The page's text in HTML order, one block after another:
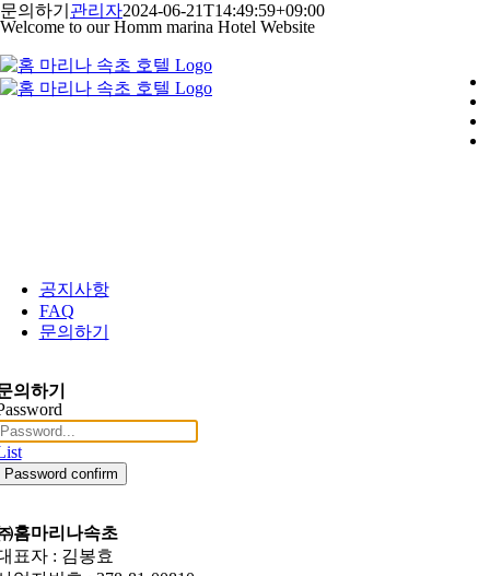
콘
텐
츠
로
건
Welcome to our Homm marina Hotel Website
문의하기 관리자2024-06-21T14:49:59+09:00
공지사항
FAQ
문의하기
의하기
Password confirm
홈마리나속초
표자 : 김봉효